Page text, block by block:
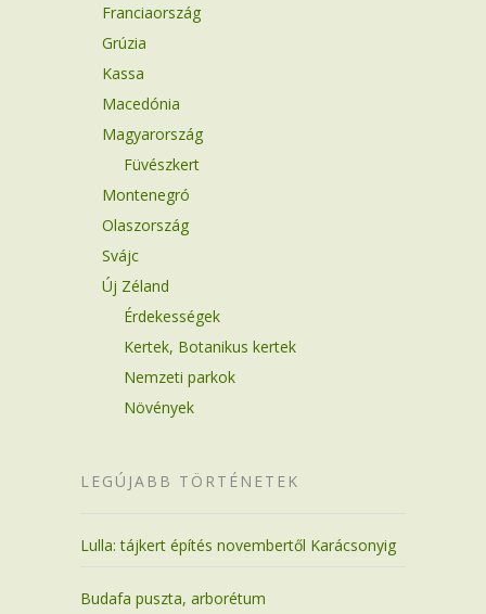
Franciaország
Grúzia
Kassa
Macedónia
Magyarország
Füvészkert
Montenegró
Olaszország
Svájc
Új Zéland
Érdekességek
Kertek, Botanikus kertek
Nemzeti parkok
Növények
LEGÚJABB TÖRTÉNETEK
Lulla: tájkert építés novembertől Karácsonyig
Budafa puszta, arborétum